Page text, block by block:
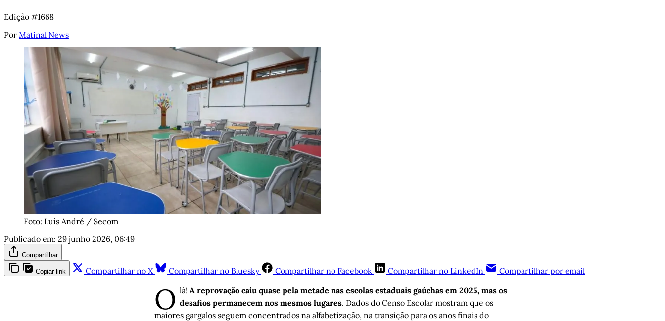
Edição #1668
Por Matinal News
Foto: Luís André / Secom
Publicado em: 29 junho 2026, 06:49
Compartilhar
Copiar link Compartilhar no X Compartilhar no Bluesky Compartilhar no Facebook Compartilhar no LinkedIn Compartilhar por email
O lá! A reprovação caiu quase pela metade nas escolas estaduais gaúchas em 2025, mas os
desafios permanecem nos mesmos lugares. Dados do Censo Escolar mostram que os
maiores gargalos seguem concentrados na alfabetização, na transição para os anos finais do